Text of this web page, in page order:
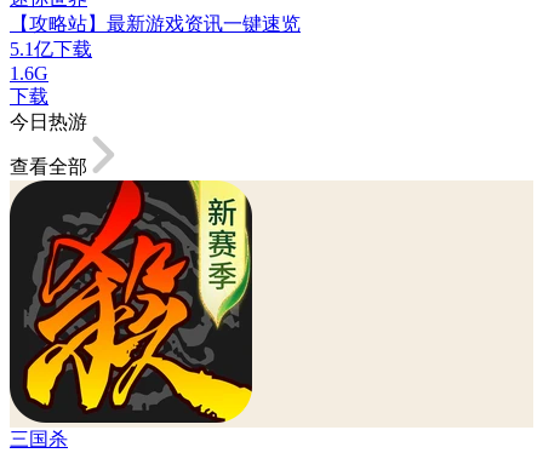
【攻略站】最新游戏资讯一键速览
5.1亿下载
1.6G
下载
今日热游
查看全部
三国杀